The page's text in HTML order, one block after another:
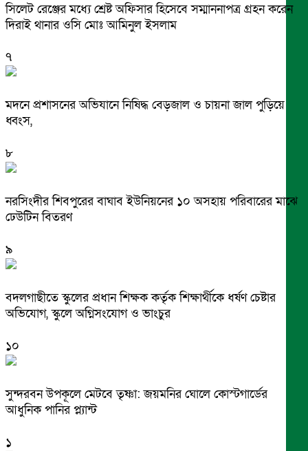
সিলেট রেঞ্জের মধ্যে শ্রেষ্ট অফিসার হিসেবে সম্মাননাপত্র গ্রহন করেন
দিরাই থানার ওসি মোঃ আমিনুল ইসলাম
৭
মদনে প্রশাসনের অভিযানে নিষিদ্ধ বেড়জাল ও চায়না জাল পুড়িয়ে
ধ্বংস,
৮
নরসিংদীর শিবপুরের বাঘাব ইউনিয়নের ১০ অসহায় পরিবারের মাঝে
ঢেউটিন বিতরণ
৯
বদলগাছীতে স্কুলের প্রধান শিক্ষক কর্তৃক শিক্ষার্থীকে ধর্ষণ চেষ্টার
অভিযোগ, স্কুলে অগ্নিসংযোগ ও ভাংচুর
১০
সুন্দরবন উপকূলে মেটবে তৃষ্ণা: জয়মনির ঘোলে কোস্টগার্ডের
আধুনিক পানির প্ল্যান্ট
১